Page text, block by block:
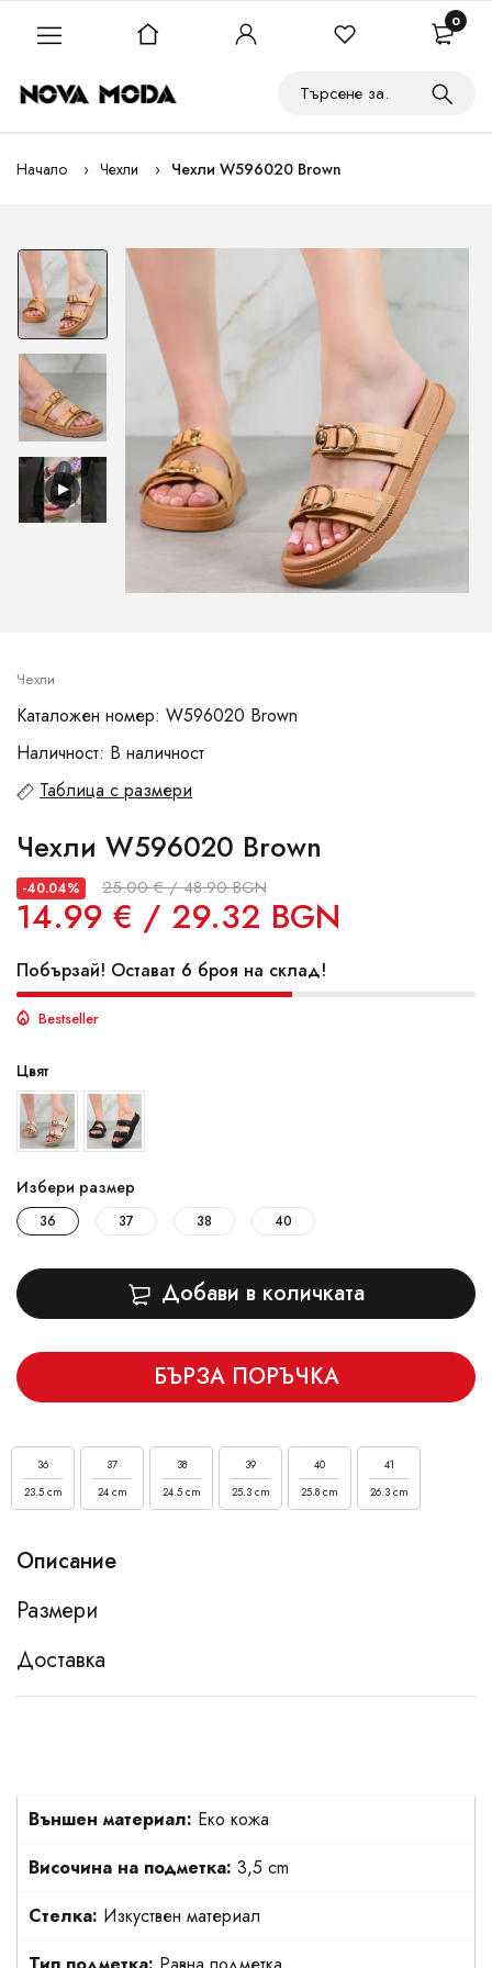
Начало Чехли Чехли W596020 Brown
Чехли
Каталожен номер: W596020 Brown
Наличност: В наличност
Таблица с размери
Чехли W596020 Brown
-40.04% 25.00 € / 48.90 BGN
14.99 € / 29.32 BGN
Побързай! Остават 6 броя на склад!
Bestseller
Цвят
Избери размер
36 37 38 40
Добави в количката
БЪРЗА ПОРЪЧКА
36
23.5 cm
37
24 cm
38
24.5 cm
39
25.3 cm
40
25.8 cm
41
26.3 cm
Описание
Размери
Доставка
Външен материал: Еко кожа
Височина на подметка: 3,5 cm
Стелка: Изкуствен материал
0